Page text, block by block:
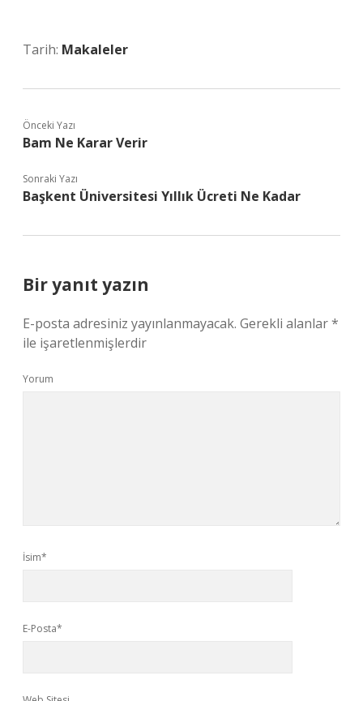
Tarih: Makaleler
Önceki Yazı
Bam Ne Karar Verir
Sonraki Yazı
Başkent Üniversitesi Yıllık Ücreti Ne Kadar
Bir yanıt yazın
E-posta adresiniz yayınlanmayacak. Gerekli alanlar*
ile işaretlenmişlerdir
Yorum
İsim*
E-Posta*